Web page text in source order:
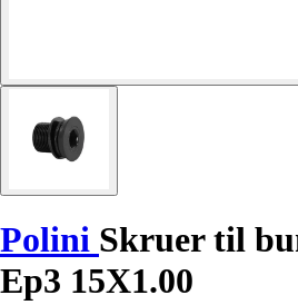
Polini Skruer til
Ep3 15X1.00